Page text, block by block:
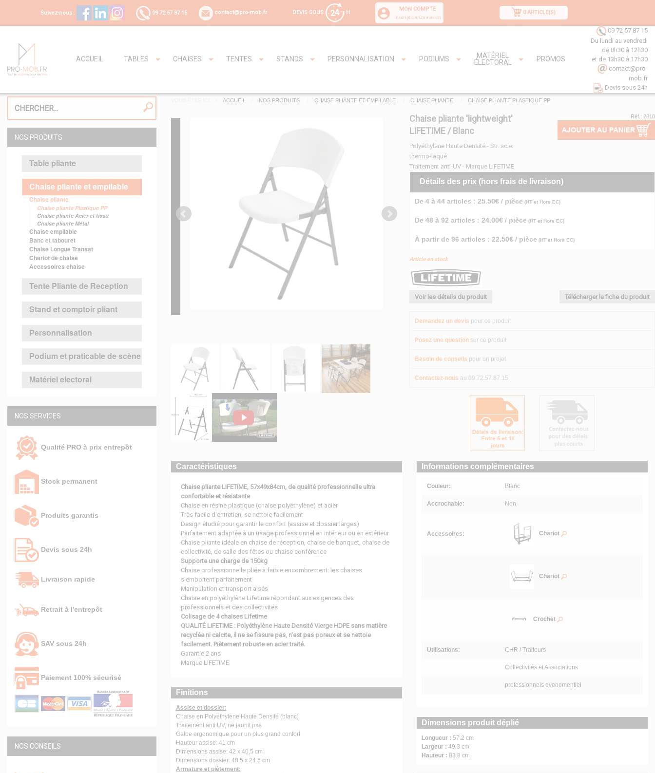
Suivez-nous : 09 72 57 87 15 contact@pro-mob.fr DEVIS SOUS H
MON COMPTE
Inscription/Connexion
0 ARTICLE(S)
ACCUEIL TABLES CHAISES TENTES STANDS PERSONNALISATION PODIUMS
MATÉRIEL
ÉLECTORAL
PROMOS
09 72 57 87 15
Du lundi au vendredi
de 8h30 à 12h30
et de 13h30 à 17h30
contact@pro-
mob.fr
Devis sous 24h
NOS PRODUITS
Table pliante
Chaise pliante et empilable
Chaise pliante
Chaise pliante Plastique PP
Chaise pliante Acier et tissu
Chaise pliante Métal
Chaise empilable
Banc et tabouret
Chaise Longue Transat
Chariot de chaise
Accessoires chaise
Tente Pliante de Reception
Stand et comptoir pliant
Personnalisation
Podium et praticable de scène
Matériel electoral
NOS SERVICES
Qualité PRO à prix entrepôt
Stock permanent
Produits garantis
Devis sous 24h
Livraison rapide
Retrait à l'entrepôt
SAV sous 24h
Paiement 100% sécurisé
NOS CONSEILS
ACCUEIL NOS PRODUITS CHAISE PLIANTE ET EMPILABLE CHAISE PLIANTE CHAISE PLIANTE PLASTIQUE PP
Chaise pliante 'lightweight'
LIFETIME / Blanc
Polyéthylène Haute Densité - Str. acier
thermo-laqué
Traitement anti-UV - Marque LIFETIME
Réf.: 2810
Détails des prix (hors frais de livraison)
De 4 à 44 articles : 25.50€ / pièce (HT et Hors EC)
De 48 à 92 articles : 24.00€ / pièce (HT et Hors EC)
À partir de 96 articles : 22.50€ / pièce (HT et Hors EC)
Article en stock
Voir les détails du produit Télécharger la fiche du produit
Demandez un devis pour ce produit
Posez une question sur ce produit
Besoin de conseils pour un projet
Contactez-nous au 09.72.57.87.15
Caractéristiques
Chaise pliante LIFETIME, 57x49x84cm, de qualité professionnelle ultra
confortable et résistante
Chaise en résine plastique (chaise polyéthylène) et acier
Très facile d'entretien, se nettoie facilement
Design étudié pour garantir le confort (assise et dossier larges)
Parfaitement adaptée à un usage professionnel en intérieur ou en extérieur
Chaise pliante idéale en chaise de réception, chaise de banquet, chaise de
collectivité, de salle des fêtes ou chaise conférence
Supporte une charge de 150kg
Chaise professionnelle pliée à faible encombrement: les chaises
s'emboitent parfaitement
Manipulation et transport aisés
Chaise en polyéthylène Lifetime répondant aux exigences des
professionnels et des collectivités
Colisage de 4 chaises Lifetime
QUALITÉ LIFETIME : Polyéthylène Haute Densité Vierge HDPE sans matière
recyclée ni calcite, il ne se fissure pas, n'est pas poreux et se nettoie
facilement. Piètement robuste en acier traité.
Garantie 2 ans
Marque LIFETIME
Finitions
Assise et dossier:
Chaise en Polyéthylène Haute Densité (blanc)
Traitement anti UV, ne jaunit pas
Galbe ergonomique pour un plus grand confort
Hauteur assise: 41 cm
Dimensions assise: 42 x 40,5 cm
Dimensions dossier: 48,5 x 24.5 cm
Armature et piètement:
Informations complémentaires
Couleur: Blanc
Accrochable: Non
Accessoires: Chariot
Chariot
Crochet
Utilisations: CHR / Traiteurs
Collectivités et Associations
professionnels evenementiel
Dimensions produit déplié
Longueur : 57.2 cm
Largeur : 49.3 cm
Hauteur : 83.8 cm